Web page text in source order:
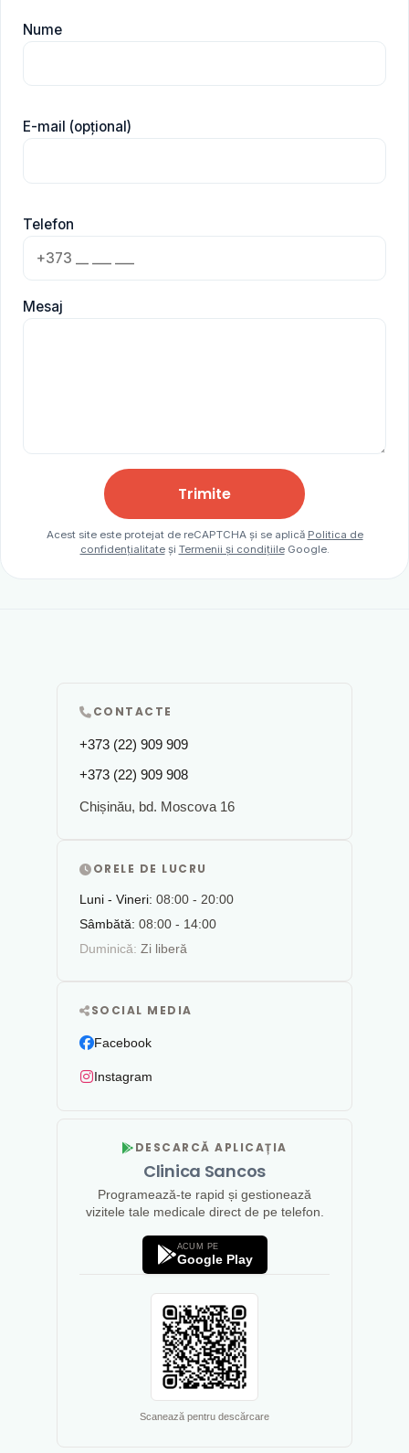
Nume
E-mail (opțional)
Telefon
Mesaj
Trimite
Acest site este protejat de reCAPTCHA și se aplică Politica de
confidențialitateși Termenii și condițiileGoogle.
CONTACTE
+373 (22) 909 909
+373 (22) 909 908
Chișinău, bd. Moscova 16
ORELE DE LUCRU
Luni - Vineri: 08:00 - 20:00
Sâmbătă: 08:00 - 14:00
Duminică: Zi liberă
SOCIAL MEDIA
Facebook
Instagram
DESCARCĂ APLICAȚIA
Clinica Sancos
Programează-te rapid și gestionează
vizitele tale medicale direct de pe telefon.
ACUM PE
Google Play
Scanează pentru descărcare